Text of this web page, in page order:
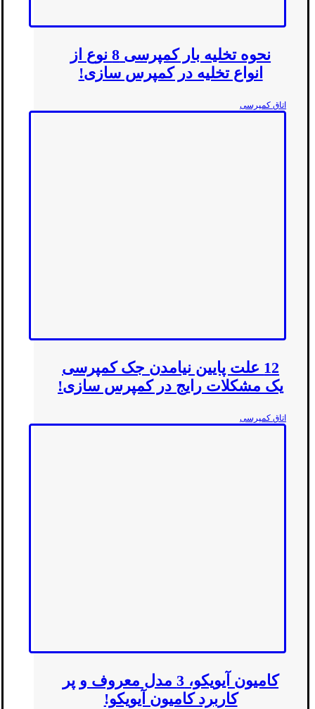
نحوه تخلیه بار کمپرسی 8 نوع از
انواع تخلیه در کمپرس سازی!
اتاق کمپرسی
12 علت پایین نیامدن جک کمپرسی
یک مشکلات رایج در کمپرس سازی!
اتاق کمپرسی
کامیون آیویکو، 3 مدل معروف و پر
کاربرد کامیون آیویکو!